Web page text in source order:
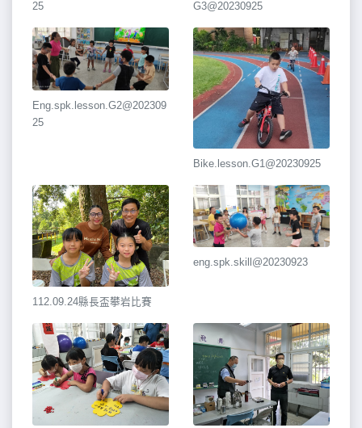
25
G3@20230925
Eng.spk.lesson.G2@202309
25
Bike.lesson.G1@20230925
112.09.24縣長盃攀岩比賽
eng.spk.skill@20230923